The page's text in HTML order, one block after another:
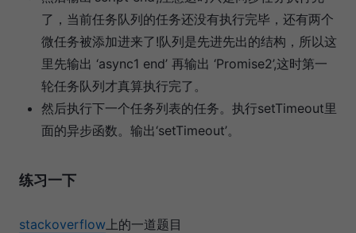
了，当前任务队列的任务还没有执行完毕，还有两个
微任务被添加进来了!队列是先进先出的结构，所以这
里先输出 ‘async1 end’ 再输出 ‘Promise2’,这时第一
轮任务队列才真算执行完了。
然后执行下一个任务列表的任务。执行setTimeout里
面的异步函数。输出‘setTimeout’。
练习一下
stackoverflow 上的一道题目